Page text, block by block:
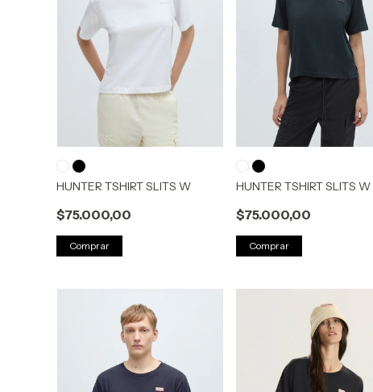
HUNTER TSHIRT SLITS W
$75.000,00
Comprar
HUNTER TSHIRT SLITS W
$75.000,00
Comprar